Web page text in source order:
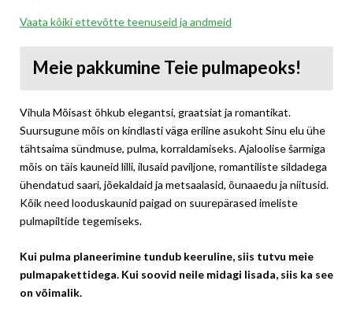
Vaata kõiki ettevõtte teenuseid ja andmeid
Meie pakkumine Teie pulmapeoks!
Vihula Mõisast õhkub elegantsi, graatsiat ja romantikat.
Suursugune mõis on kindlasti väga eriline asukoht Sinu elu ühe
tähtsaima sündmuse, pulma, korraldamiseks. Ajaloolise šarmiga
mõis on täis kauneid lilli, ilusaid paviljone, romantiliste sildadega
ühendatud saari, jõekaldaid ja metsaalasid, õunaaedu ja niitusid.
Kõik need looduskaunid paigad on suurepärased imeliste
pulmapiltide tegemiseks.
Kui pulma planeerimine tundub keeruline, siis tutvu meie
pulmapakettidega. Kui soovid neile midagi lisada, siis ka see
on võimalik.